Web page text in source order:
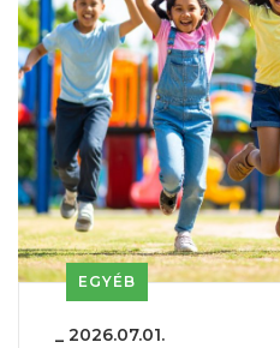
EGYÉB
_ 2026.07.01.